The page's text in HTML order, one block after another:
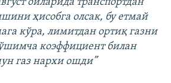
ойларида транспортдан
ҳисобга олсак, бу етмай
кўра, лимитдан ортиқ газни
коэффициент билан
газ нархи ошди”